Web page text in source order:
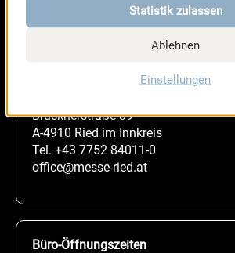
Brucknerstraße 39
A-4910 Ried im Innkreis
Tel. +43 7752 84011-0
office@messe-ried.at
Büro-Öffnungszeiten
Statistik zulassen
Ablehnen
Einstellungen